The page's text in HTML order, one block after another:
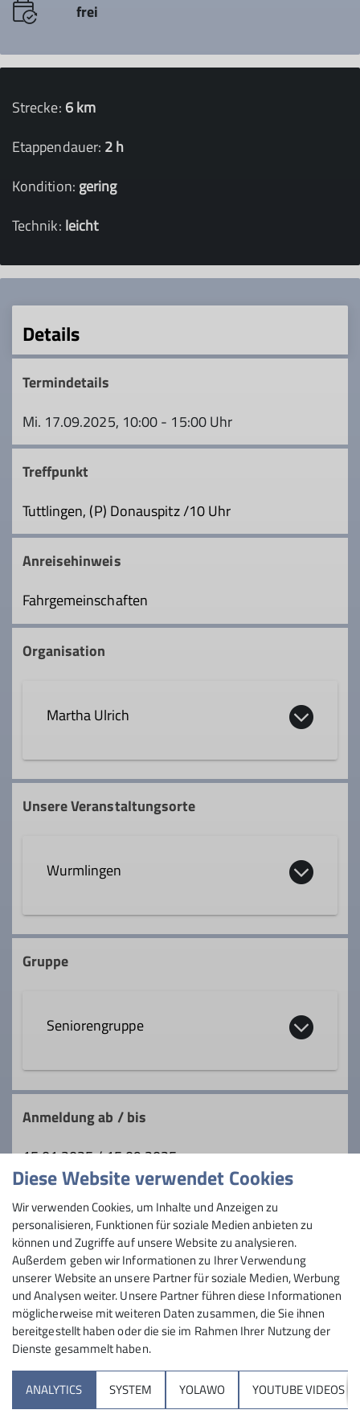
frei
Strecke: 6 km
Etappendauer: 2 h
Kondition: gering
Technik: leicht
Details
Termindetails
Mi. 17.09.2025, 10:00 - 15:00 Uhr
Treffpunkt
Tuttlingen, (P) Donauspitz /10 Uhr
Anreisehinweis
Fahrgemeinschaften
Organisation
Martha Ulrich
Qualifikationen
Unsere Veranstaltungsorte
Wurmlingen
Gruppe
Seniorengruppe
Lust auf Gemeinschaft, Bewegung und
Geselligkeit?
Unsere Seniorengruppe heißt dich
herzlich willkommen!
Wir sind rund 10 aktive Mitglieder, die
sich einmal im Monat zu
abwechslungsreichen Unternehmungen
treffen.
Ob gemütliche 2-stündige Wanderungen,
die oft mit einer netten Einkehr enden,
oder andere gemeinsame Aktivitäten –
bei uns ist für jeden etwas dabei.
👉 Bei uns stehen Freude, Gemeinschaft
und das Miteinander im Mittelpunkt.
Und das Beste: Neue Gesichter sind nicht
nur willkommen, sondern ausdrücklich
Anmeldung ab / bis
15.01.2025 / 15.09.2025
Maximale Teilnehmeranzahl
8
Programm
Diese Website verwendet Cookies
Wir verwenden Cookies, um Inhalte und Anzeigen zu
personalisieren, Funktionen für soziale Medien anbieten zu
können und Zugriffe auf unsere Website zu analysieren.
Außerdem geben wir Informationen zu Ihrer Verwendung
unserer Website an unsere Partner für soziale Medien, Werbung
und Analysen weiter. Unsere Partner führen diese Informationen
möglicherweise mit weiteren Daten zusammen, die Sie ihnen
bereitgestellt haben oder die sie im Rahmen Ihrer Nutzung der
Dienste gesammelt haben.
ANALYTICS SYSTEM YOLAWO YOUTUBE VIDEOS